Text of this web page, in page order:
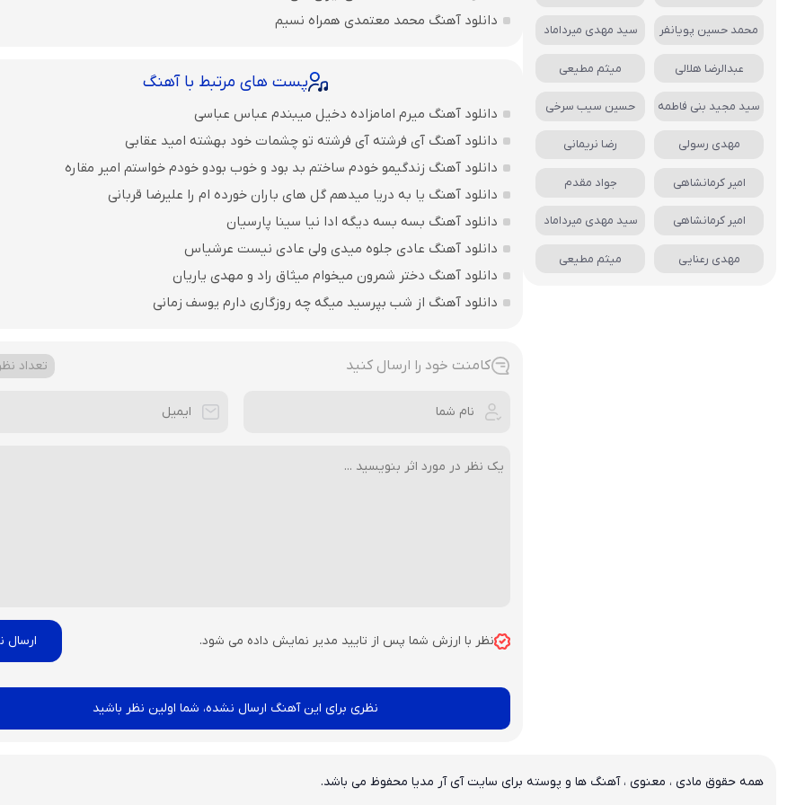
دانلود آهنگ محمد معتمدی همراه نسیم
پست های مرتبط با آهنگ
دانلود آهنگ میرم امامزاده دخیل میبندم عباس عباسی
دانلود آهنگ آی فرشته آی فرشته تو چشمات خود بهشته امید عقابی
دانلود آهنگ زندگیمو خودم ساختم بد بود و خوب بودو خودم خواستم امیر مقاره
دانلود آهنگ یا به دریا میدهم گل های باران‌ خورده ام را علیرضا قربانی
دانلود آهنگ بسه بسه دیگه ادا نیا سینا پارسیان
دانلود آهنگ عادی جلوه میدی ولی عادی نیست عرشیاس
دانلود آهنگ دختر شمرون میخوام میثاق راد و مهدی یاریان
دانلود آهنگ از شب بپرسید میگه چه روزگاری دارم یوسف زمانی
کامنت خود را ارسال کنید تعداد
نظر با ارزش شما پس از تایید مدیر نمایش داده می شود.
نظری برای این آهنگ ارسال نشده، شما اولین نظر باشید
محمد حسین پویانفر سید مهدی میرداماد
عبدالرضا هلالی میثم مطیعی
سید مجید بنی فاطمه حسین سیب سرخی
مهدی رسولی رضا نریمانی
امیر کرمانشاهی جواد مقدم
امیر کرمانشاهی سید مهدی میرداماد
مهدی رعنایی میثم مطیعی
همه حقوق مادی ، معنوی ، آهنگ ها و پوسته برای سایت آی آر مدیا محفوظ می باشد.